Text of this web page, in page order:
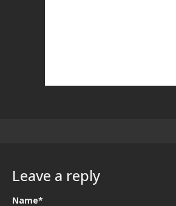
Leave a reply
Name*